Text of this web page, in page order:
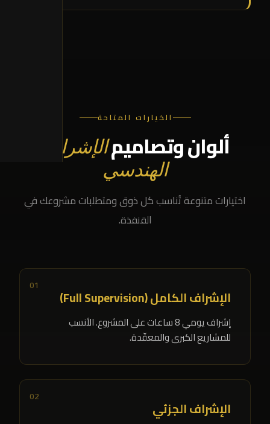
الخيارات المتاحة
ألوان وتصاميمالإشراف
الهندسي
اختيارات متنوعة تُناسب كل ذوق ومتطلبات مشروعك في
القنفذة.
01
الإشراف الكامل (Full Supervision)
إشراف يومي 8 ساعات على المشروع. الأنسب
للمشاريع الكبرى والمعقّدة.
02
الإشراف الجزئي